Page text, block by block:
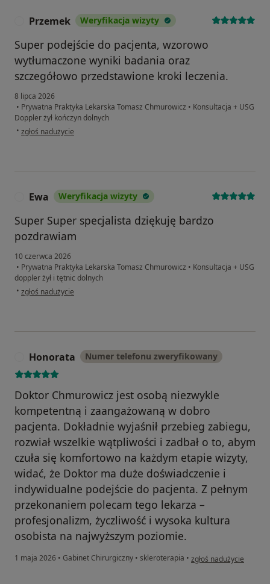
Przemek Weryfikacja wizyty
Super podejście do pacjenta, wzorowo
wytłumaczone wyniki badania oraz
szczegółowo przedstawione kroki leczenia.
8 lipca 2026
• Prywatna Praktyka Lekarska Tomasz Chmurowicz • Konsultacja + USG
Doppler żył kończyn dolnych
• w opinii użytkownika Przemek
zgłoś nadużycie
Ewa Weryfikacja wizyty
Super Super specjalista dziękuję bardzo
pozdrawiam
10 czerwca 2026
• Prywatna Praktyka Lekarska Tomasz Chmurowicz • Konsultacja + USG
doppler żył i tętnic dolnych
• w opinii użytkownika Ewa
zgłoś nadużycie
Honorata Numer telefonu zweryfikowany
Doktor Chmurowicz jest osobą niezwykle
kompetentną i zaangażowaną w dobro
pacjenta. Dokładnie wyjaśnił przebieg zabiegu,
rozwiał wszelkie wątpliwości i zadbał o to, abym
czuła się komfortowo na każdym etapie wizyty,
widać, że Doktor ma duże doświadczenie i
indywidualne podejście do pacjenta. Z pełnym
przekonaniem polecam tego lekarza –
profesjonalizm, życzliwość i wysoka kultura
osobista na najwyższym poziomie.
1 maja 2026 • Gabinet Chirurgiczny • skleroterapia • w opinii użytkownika
zgłoś nadużycie